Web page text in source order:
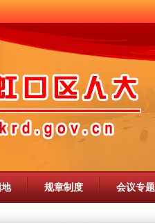
规章制度 会议专题